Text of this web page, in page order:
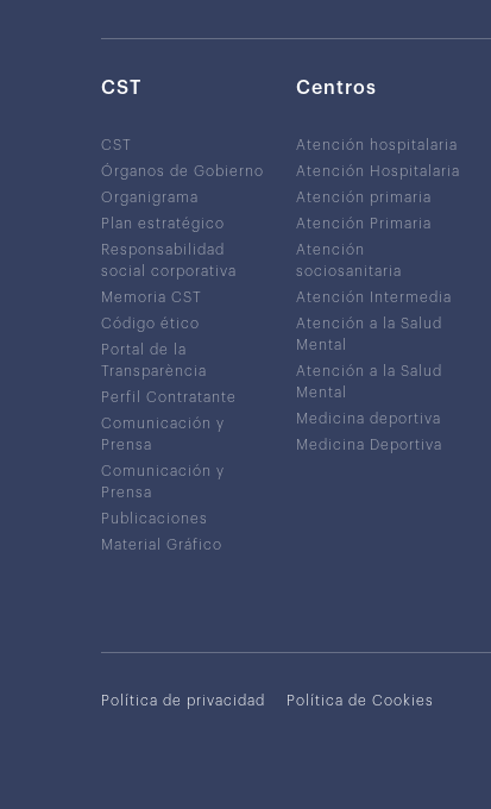
CST
CST
Órganos de Gobierno
Organigrama
Plan estratégico
Responsabilidad
social corporativa
Memoria CST
Código ético
Portal de la
Transparència
Perfil Contratante
Comunicación y
Prensa
Comunicación y
Prensa
Publicaciones
Material Gráfico
Centros
Atención hospitalaria
Atención Hospitalaria
Atención primaria
Atención Primaria
Atención
sociosanitaria
Atención Intermedia
Atención a la Salud
Mental
Atención a la Salud
Mental
Medicina deportiva
Medicina Deportiva
Política de privacidad Política de Cookies